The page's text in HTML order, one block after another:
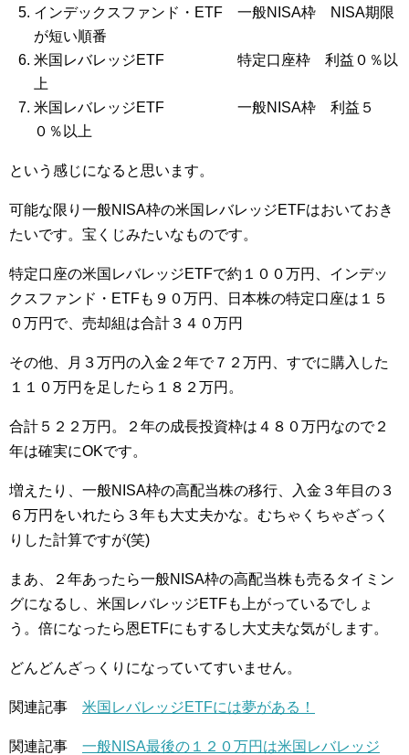
インデックスファンド・ETF 一般NISA枠 NISA期限
が短い順番
米国レバレッジETF 特定口座枠 利益０％以
上
米国レバレッジETF 一般NISA枠 利益５
０％以上
という感じになると思います。
可能な限り一般NISA枠の米国レバレッジETFはおいておき
たいです。宝くじみたいなものです。
特定口座の米国レバレッジETFで約１００万円、インデッ
クスファンド・ETFも９０万円、日本株の特定口座は１５
０万円で、売却組は合計３４０万円
その他、月３万円の入金２年で７２万円、すでに購入した
１１０万円を足したら１８２万円。
合計５２２万円。２年の成長投資枠は４８０万円なので２
年は確実にOKです。
増えたり、一般NISA枠の高配当株の移行、入金３年目の３
６万円をいれたら３年も大丈夫かな。むちゃくちゃざっく
りした計算ですが(笑)
まあ、２年あったら一般NISA枠の高配当株も売るタイミン
グになるし、米国レバレッジETFも上がっているでしょ
う。倍になったら恩ETFにもするし大丈夫な気がします。
どんどんざっくりになっていてすいません。
関連記事 米国レバレッジETFには夢がある！
関連記事 一般NISA最後の１２０万円は米国レバレッジ